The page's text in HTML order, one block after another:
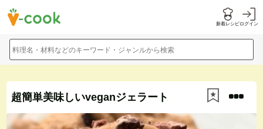
新着レシピログイン
料理名・材料などのキーワード・ジャンルから検索
超簡単美味しいveganジェラート